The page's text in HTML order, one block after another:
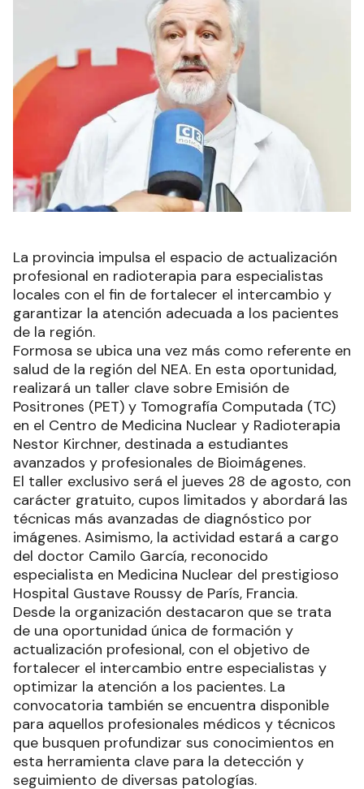
La provincia impulsa el espacio de actualización
profesional en radioterapia para especialistas
locales con el fin de fortalecer el intercambio y
garantizar la atención adecuada a los pacientes
de la región.
Formosa se ubica una vez más como referente en
salud de la región del NEA. En esta oportunidad,
realizará un taller clave sobre Emisión de
Positrones (PET) y Tomografía Computada (TC)
en el Centro de Medicina Nuclear y Radioterapia
Nestor Kirchner, destinada a estudiantes
avanzados y profesionales de Bioimágenes.
El taller exclusivo será el jueves 28 de agosto, con
carácter gratuito, cupos limitados y abordará las
técnicas más avanzadas de diagnóstico por
imágenes. Asimismo, la actividad estará a cargo
del doctor Camilo García, reconocido
especialista en Medicina Nuclear del prestigioso
Hospital Gustave Roussy de París, Francia.
Desde la organización destacaron que se trata
de una oportunidad única de formación y
actualización profesional, con el objetivo de
fortalecer el intercambio entre especialistas y
optimizar la atención a los pacientes. La
convocatoria también se encuentra disponible
para aquellos profesionales médicos y técnicos
que busquen profundizar sus conocimientos en
esta herramienta clave para la detección y
seguimiento de diversas patologías.